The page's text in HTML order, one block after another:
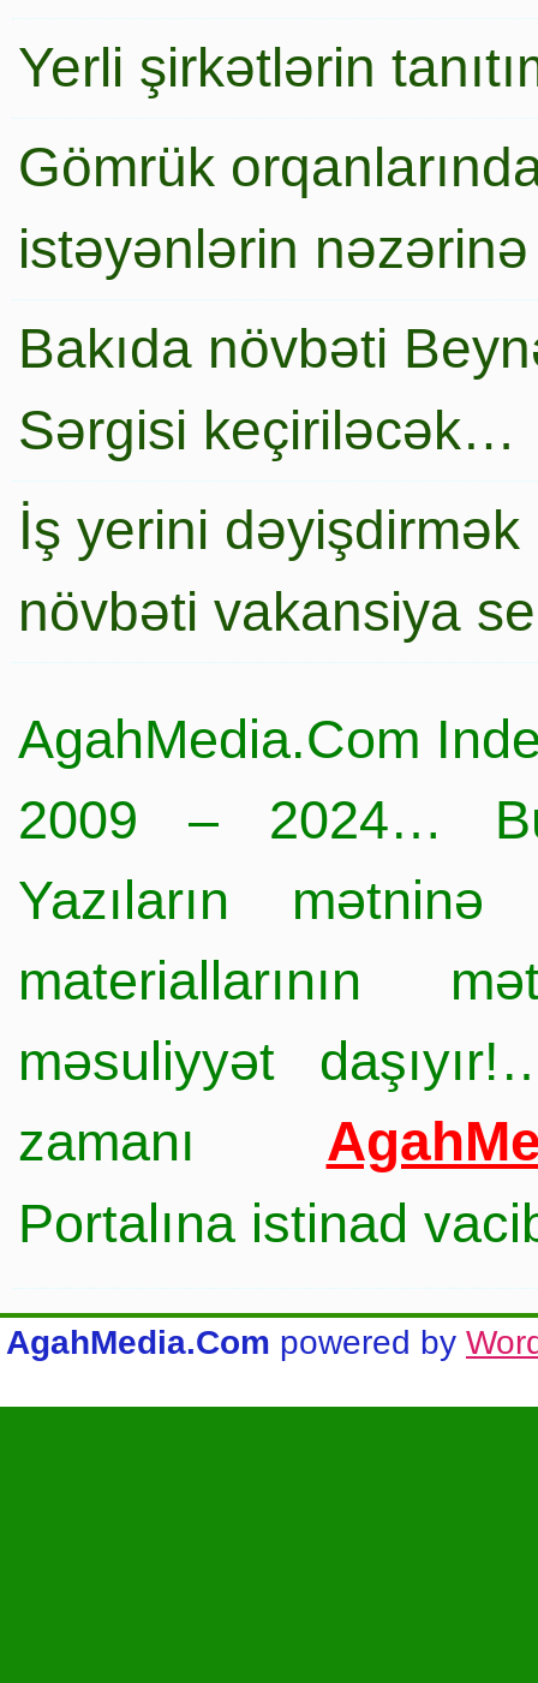
Yerli şirkətlərin
Gömrük
istəyənlərin nəzərinə
Bakıda növbəti
Sərgisi keçiriləcək…
İş yerini
növbəti vakansiya
AgahMedia.Com
2009 – 2024…
Yazıların
materiallarının
məsuliyyət
zamanı
Portalına istinad
AgahMedia.Com powered by